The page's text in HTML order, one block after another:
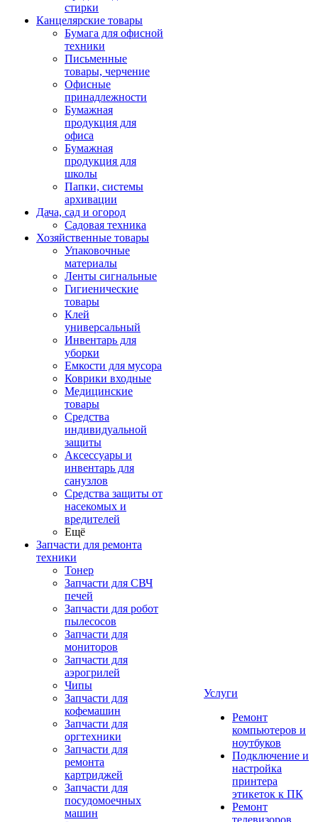
стирки
Канцелярские товары
Бумага для офисной
техники
Письменные
товары, черчение
Офисные
принадлежности
Бумажная
продукция для
офиса
Бумажная
продукция для
школы
Папки, системы
архивации
Дача, сад и огород
Садовая техника
Хозяйственные товары
Упаковочные
материалы
Ленты сигнальные
Гигиенические
товары
Клей
универсальный
Инвентарь для
уборки
Емкости для мусора
Коврики входные
Медицинские
товары
Средства
индивидуальной
защиты
Аксессуары и
инвентарь для
санузлов
Средства защиты от
насекомых и
вредителей
Ещё
Запчасти для ремонта
техники
Тонер
Запчасти для СВЧ
печей
Запчасти для робот
пылесосов
Запчасти для
мониторов
Запчасти для
аэрогрилей
Чипы
Запчасти для
кофемашин
Запчасти для
оргтехники
Запчасти для
ремонта
картриджей
Запчасти для
посудомоечных
машин
Услуги
Ремонт
компьютеров и
ноутбуков
Подключение и
настройка
принтера
этикеток к ПК
Ремонт
телевизоров